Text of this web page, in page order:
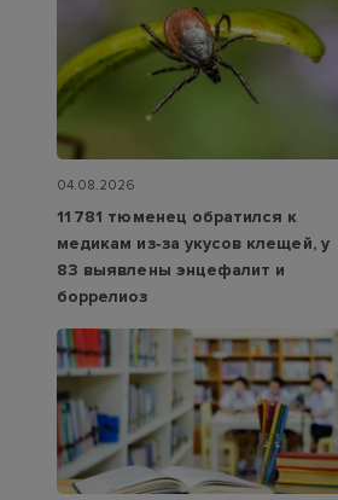
04.08.2026
11 781 тюменец обратился к
медикам из‑за укусов клещей, у
83 выявлены энцефалит и
боррелиоз